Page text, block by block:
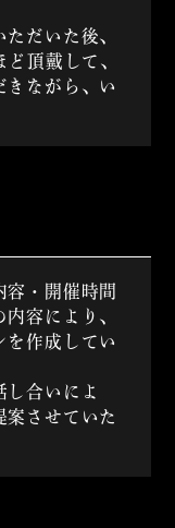
だいた後、
頂戴して、
きながら、い
容・開催時間
容により、
を作成してい
し合いによ
案させていた